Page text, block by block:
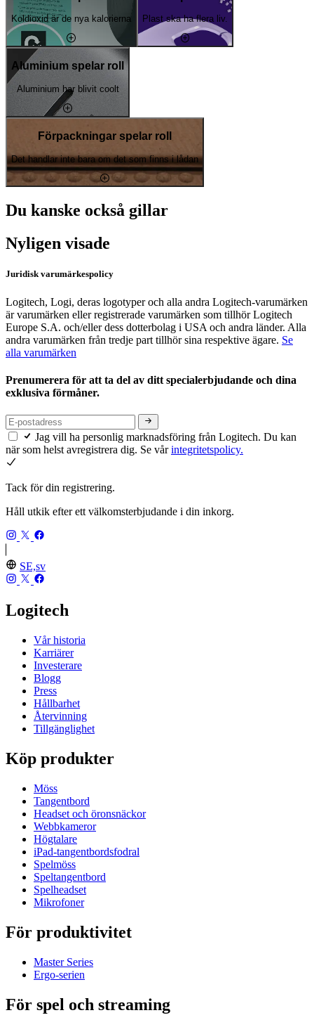
Koldioxid är de nya kalorierna Plast ska ha flera liv.
Aluminium spelar roll
Aluminium har blivit coolt
Förpackningar spelar roll
Det handlar inte bara om det som finns i lådan
Du kanske också gillar
Nyligen visade
Juridisk varumärkespolicy
Logitech, Logi, deras logotyper och alla andra Logitech-varumärken
är varumärken eller registrerade varumärken som tillhör Logitech
Europe S.A. och/eller dess dotterbolag i USA och andra länder. Alla
andra varumärken från tredje part tillhör sina respektive ägare. Se
alla varumärken
Prenumerera för att ta del av ditt specialerbjudande och dina
exklusiva förmåner.
Jag vill ha personlig marknadsföring från Logitech. Du kan
när som helst avregistrera dig. Se vårintegritetspolicy.
Tack för din registrering.
Håll utkik efter ett välkomsterbjudande i din inkorg.
SE,sv
Logitech
Vår historia
Karriärer
Investerare
Blogg
Press
Hållbarhet
Återvinning
Tillgänglighet
Köp produkter
Möss
Tangentbord
Headset och öronsnäckor
Webbkameror
Högtalare
iPad-tangentbordsfodral
Spelmöss
Speltangentbord
Spelheadset
Mikrofoner
För produktivitet
Master Series
Ergo-serien
För spel och streaming